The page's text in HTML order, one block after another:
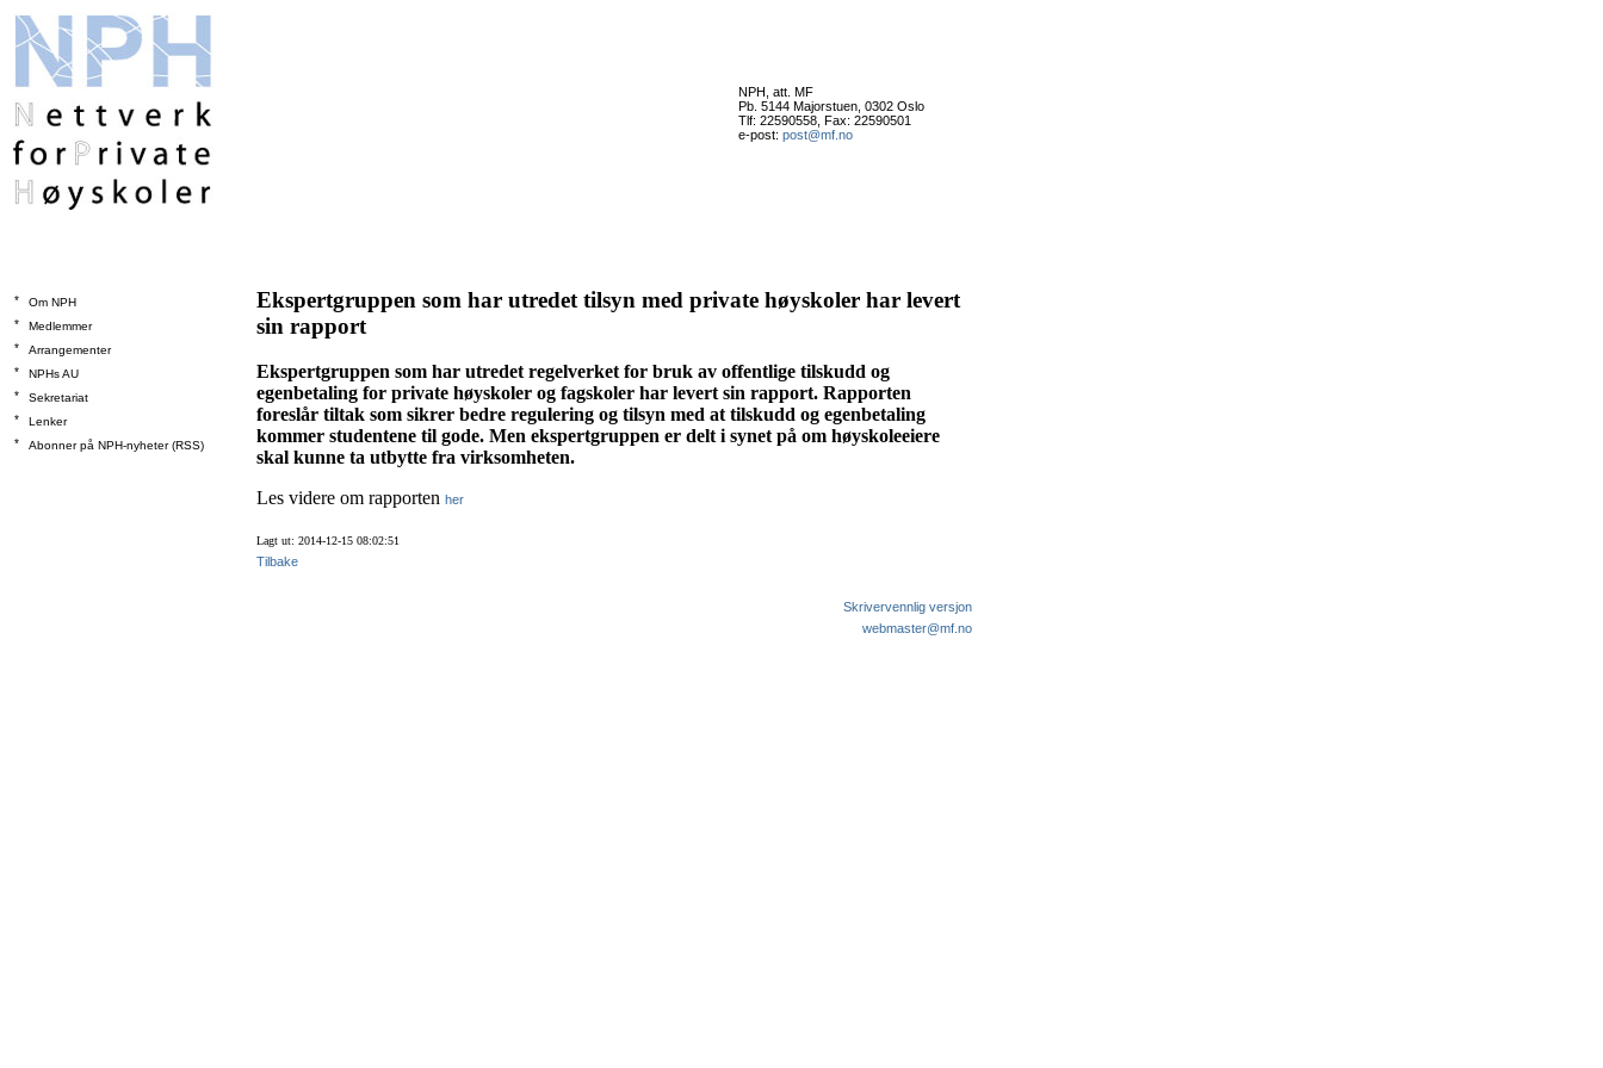
NPH, att. MF
Pb. 5144 Majorstuen, 0302 Oslo
Tlf: 22590558, Fax: 22590501
e-post: post@mf.no
*
Om NPH
*
Medlemmer
*
Arrangementer
*
NPHs AU
*
Sekretariat
*
Lenker
*
Abonner på NPH-nyheter (RSS)
Ekspertgruppen som har utredet tilsyn med private høyskoler har levert
sin rapport
Ekspertgruppen som har utredet regelverket for bruk av offentlige tilskudd og
egenbetaling for private høyskoler og fagskoler har levert sin rapport. Rapporten
foreslår tiltak som sikrer bedre regulering og tilsyn med at tilskudd og egenbetaling
kommer studentene til gode. Men ekspertgruppen er delt i synet på om høyskoleeiere
skal kunne ta utbytte fra virksomheten.
Les videre om rapporten her
Lagt ut: 2014-12-15 08:02:51
Tilbake
Skrivervennlig versjon
webmaster@mf.no